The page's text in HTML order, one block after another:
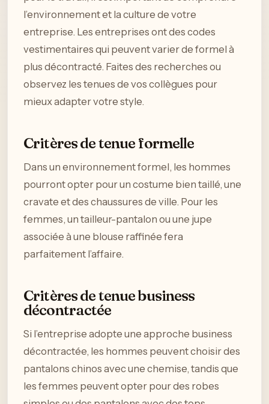
l’environnement et la culture de votre
entreprise. Les entreprises ont des codes
vestimentaires qui peuvent varier de formel à
plus décontracté. Faites des recherches ou
observez les tenues de vos collègues pour
mieux adapter votre style.
Critères de tenue formelle
Dans un environnement formel, les hommes
pourront opter pour un costume bien taillé, une
cravate et des chaussures de ville. Pour les
femmes, un tailleur-pantalon ou une jupe
associée à une blouse raffinée fera
parfaitement l’affaire.
Critères de tenue business
décontractée
Si l’entreprise adopte une approche business
décontractée, les hommes peuvent choisir des
pantalons chinos avec une chemise, tandis que
les femmes peuvent opter pour des robes